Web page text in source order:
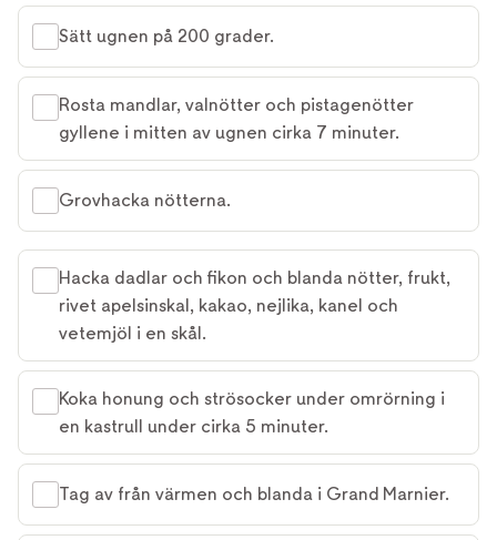
Sätt ugnen på 200 grader.
Rosta mandlar, valnötter och pistagenötter
gyllene i mitten av ugnen cirka 7 minuter.
Grovhacka nötterna.
Hacka dadlar och fikon och blanda nötter, frukt,
rivet apelsinskal, kakao, nejlika, kanel och
vetemjöl i en skål.
Koka honung och strösocker under omrörning i
en kastrull under cirka 5 minuter.
Tag av från värmen och blanda i Grand Marnier.